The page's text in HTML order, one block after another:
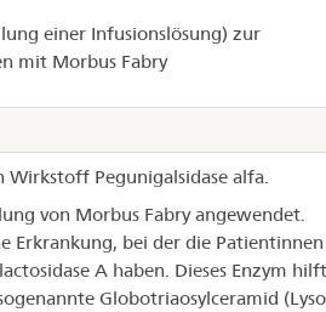
einer Infusionslösung) zur
mit Morbus Fabry
Pegunigalsidase alfa.
von Morbus Fabry angewendet.
Erkrankung, bei der die
A haben. Dieses Enzym hilft
Globotriaosylceramid